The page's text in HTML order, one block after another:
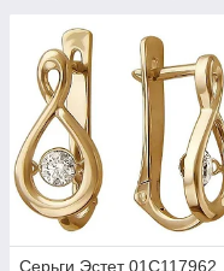
Серьги Эстет 01С117962